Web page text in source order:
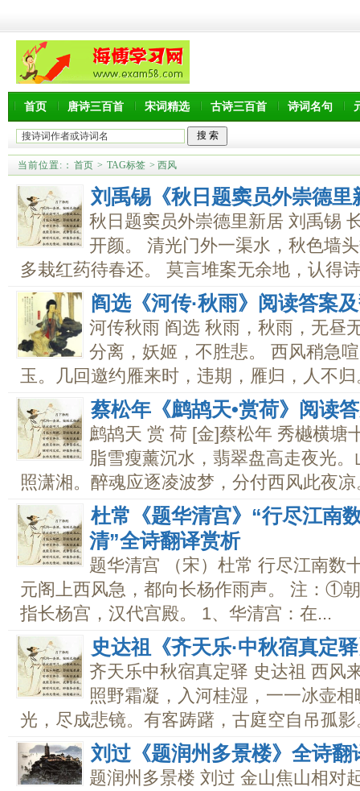
首页 唐诗三百首 宋词精选 古诗三百首 诗词名句
当前位置: ： 首页 > TAG标签 > 西风
刘禹锡《秋日题窦员外崇德里
秋日题窦员外崇德里新居 刘禹锡
开颜。 清光门外一渠水，秋色墙
多栽红药待春还。 莫言堆案无余地，认得
阎选《河传·秋雨》阅读答案
河传秋雨 阎选 秋雨，秋雨，无昼
分离，妖姬，不胜悲。 西风稍急
玉。几回邀约雁来时，违期，雁归，人不归
蔡松年《鹧鸪天•赏荷》阅读
鹧鸪天 赏 荷 [金]蔡松年 秀樾横塘
脂雪瘦薰沉水，翡翠盘高走夜光
照潇湘。醉魂应逐凌波梦，分付西风此夜凉
杜常《题华清宫》“行尽江南
清”全诗翻译赏析
题华清宫 （宋）杜常 行尽江南数
元阁上西风急，都向长杨作雨声。 注：①
指长杨宫，汉代宫殿。 1、华清宫：在...
史达祖《齐天乐·中秋宿真定
齐天乐中秋宿真定驿 史达祖 西风
照野霜凝，入河桂湿，一一冰壶
光，尽成悲镜。有客踌躇，古庭空自吊孤影
刘过《题润州多景楼》全诗翻
题润州多景楼 刘过 金山焦山相对